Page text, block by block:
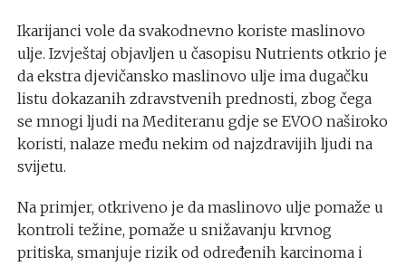
Ikarijanci vole da svakodnevno koriste maslinovo
ulje. Izvještaj objavljen u časopisu Nutrients otkrio je
da ekstra djevičansko maslinovo ulje ima dugačku
listu dokazanih zdravstvenih prednosti, zbog čega
se mnogi ljudi na Mediteranu gdje se EVOO naširoko
koristi, nalaze među nekim od najzdravijih ljudi na
svijetu.
Na primjer, otkriveno je da maslinovo ulje pomaže u
kontroli težine, pomaže u snižavanju krvnog
pritiska, smanjuje rizik od određenih karcinoma i